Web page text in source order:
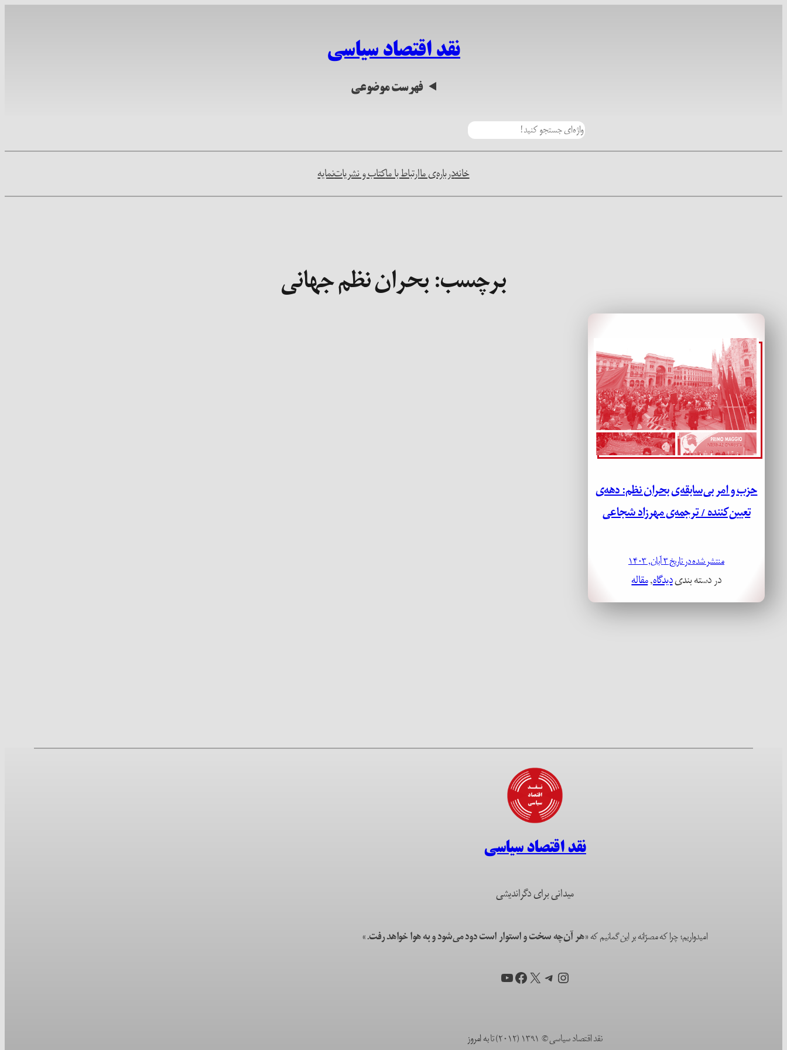
نقد اقتصاد سیاسی
فهرست موضوعی
خانهدرباره‌ی ماارتباط با ماکتاب و نشریاتنمایه
برچسب:بحران نظم جهانی
حزب و امر بی‌سابقه‌ی بحران نظم: دهه‌ی
تعیین‌کننده / ترجمه‌ی مهرزاد شجاعی
منتشر شده در تاریخ ۳ آبان, ۱۴۰۳
در دسته بندیدیدگاه, مقاله
نقد اقتصاد سیاسی
میدانی برای دگراندیشی
امیدواریم؛ چرا که مصرّانه بر این گمانیم که«هر آن‌چه سخت و استوار است دود می‌شود و به هوا خواهد رفت.»
اینستاگرم
تلگرام
X فیس‌بوک
یوتیوب
نقد اقتصاد سیاسی © ۱۳۹۱ (۲۰۱۲) تا به امروز